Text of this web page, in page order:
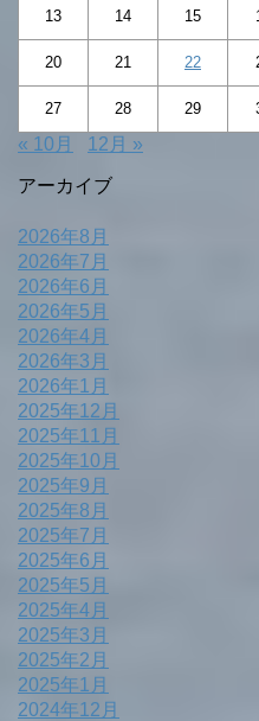
13 14 15
20 21 22
27 28 29
« 10月 12月 »
アーカイブ
2026年8月
2026年7月
2026年6月
2026年5月
2026年4月
2026年3月
2026年1月
2025年12月
2025年11月
2025年10月
2025年9月
2025年8月
2025年7月
2025年6月
2025年5月
2025年4月
2025年3月
2025年2月
2025年1月
2024年12月